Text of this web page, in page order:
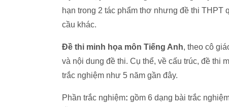
hạn trong 2 tác phẩm thơ nhưng đề thi
cầu khác.
Đề thi minh họa môn Tiếng Anh, theo cô
và nội dung đề thi. Cụ thể, về cấu trúc, đề thi
trắc nghiệm như 5 năm gần đây.
Phần trắc nghiệm: gồm 6 dạng bài trắc